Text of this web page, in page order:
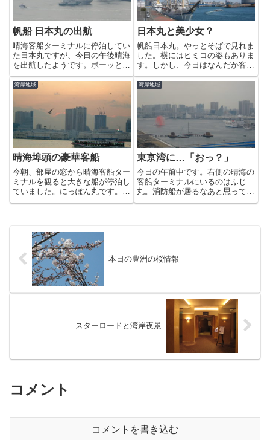
帆船 日本丸の出航
晴海客船ターミナルに停泊してい
た日本丸ですが、今日の午後晴海
を出航したようです。ボーッと出
航を告げる音が豊洲のここまで響
いてきました。船は帆を広げない
まま、思った以上の早さでレイン
ボーブリッジをくぐり、去って行
きました。また来てください
ね〜...
日本丸と美少女？
帆船日本丸。やっとそばで見れま
した。横にはヒミコの姿もありま
す。しかし、今日はなんだか客船
ターミナルが、前に行った時と雰
囲気が違います。女の子の声です
湾岸地域
晴海埠頭の豪華客船
今朝、部屋の窓から晴海客船ター
ミナルを観ると大きな船が停泊し
ていました。にっぽん丸です。ウ
ェブで調べてみるとプールやシア
ういう船があるのは知っていまし
たが、こんなふうに身近に観る
湾岸地域
東京湾に…「おっ？」
今日の午前中です。右側の晴海の
客船ターミナルにいるのはふじ
丸。消防船が居るなあと思ってい
たら、赤い水を吹き出していまし
本日の豊洲の桜情報
スターロードと湾岸夜景
コメント
コメントを書き込む